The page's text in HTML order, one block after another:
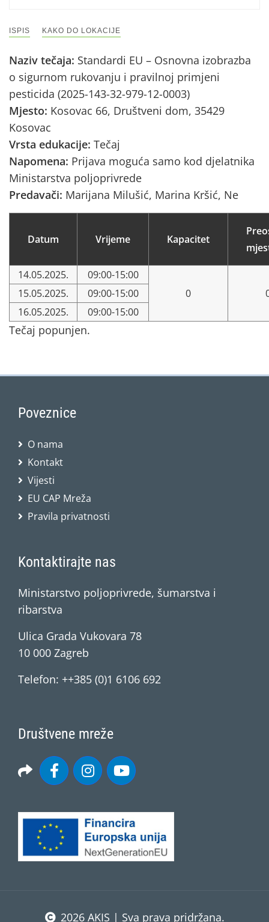
ISPIS KAKO DO LOKACIJE
Naziv tečaja: Standardi EU – Osnovna izobrazba
o sigurnom rukovanju i pravilnoj primjeni
pesticida (2025-143-32-979-12-0003)
Mjesto: Kosovac 66, Društveni dom, 35429
Kosovac
Vrsta edukacije: Tečaj
Napomena: Prijava moguća samo kod djelatnika
Ministarstva poljoprivrede
Predavači: Marijana Milušić, Marina Kršić, Ne
Datum Vrijeme Kapacitet
14.05.2025.
09:00-15:00
0
15.05.2025.
09:00-15:00
16.05.2025.
09:00-15:00
Tečaj popunjen.
Poveznice
O nama
Kontakt
Vijesti
EU CAP Mreža
Pravila privatnosti
Kontaktirajte nas
Ministarstvo poljoprivrede, šumarstva i
ribarstva
Ulica Grada Vukovara 78
10 000 Zagreb
Telefon: ++385 (0)1 6106 692
Društvene mreže
2026 AKIS | Sva prava pridržana.